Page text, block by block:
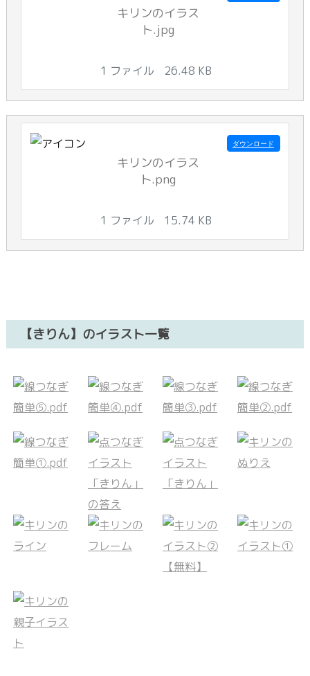
キリンのイラス
ト.jpg
1 ファイル 26.48 KB
キリンのイラス
ト.png
1 ファイル 15.74 KB
ダウンロード
【きりん】のイラスト一覧